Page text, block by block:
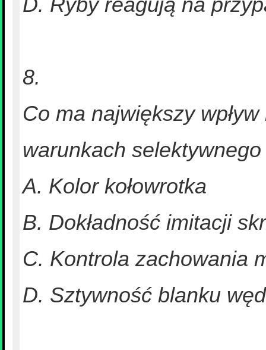
8.
Co ma największy
warunkach
A. Kolor kołowrotka
B. Dokładność imitacji
C. Kontrola zachowania
D. Sztywność blanku